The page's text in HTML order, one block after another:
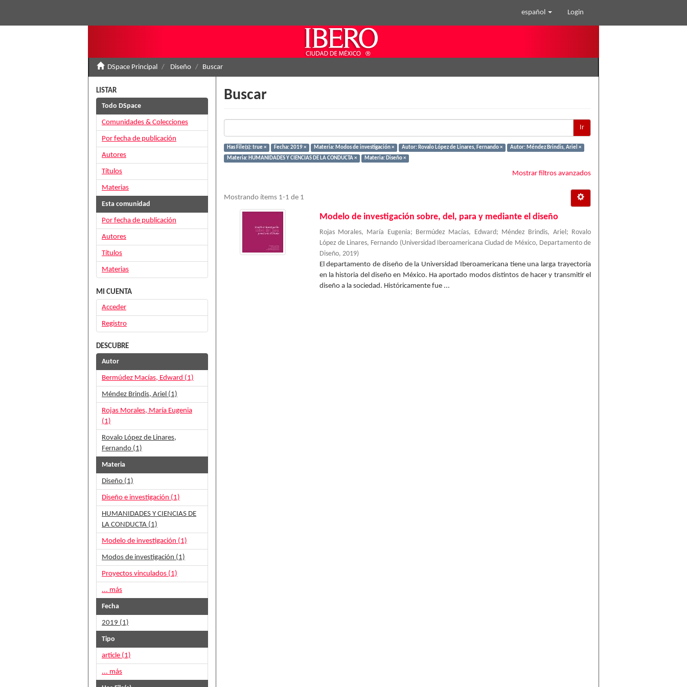
español Login
DSpace Principal Diseño Buscar
Buscar
Ir
Has File(s): true × Fecha: 2019 × Materia: Modos de investigación × Autor: Rovalo López de Linares, Fernando ×
Autor: Méndez Brindis, Ariel ×
Materia: HUMANIDADES Y CIENCIAS DE LA CONDUCTA ×
Materia: Diseño ×
Mostrar filtros avanzados
Mostrando ítems 1-1 de 1
Modelo de investigación sobre, del, para y mediante el diseño
Rojas Morales, María Eugenia; Bermúdez Macías, Edward; Méndez Brindis, Ariel ;
Rovalo
López de Linares, Fernando (Universidad Iberoamericana Ciudad de México, Departamento de
Diseño, 2019)
El departamento de diseño de la Universidad Iberoamericana tiene una larga trayectoria
en la historia del diseño en México. Ha aportado modos distintos de hacer y transmitir el
diseño a la sociedad. Históricamente fue ...
LISTAR
Todo DSpace
Comunidades & Colecciones
Por fecha de publicación
Autores
Títulos
Materias
Esta comunidad
Por fecha de publicación
Autores
Títulos
Materias
MI CUENTA
Acceder
Registro
DESCUBRE
Autor
Bermúdez Macías, Edward (1)
Méndez Brindis, Ariel (1)
Rojas Morales, María Eugenia
(1)
Rovalo López de Linares,
Fernando (1)
Materia
Diseño (1)
Diseño e investigación (1)
HUMANIDADES Y CIENCIAS DE
LA CONDUCTA (1)
Modelo de investigación (1)
Modos de investigación (1)
Proyectos vinculados (1)
... más
Fecha
2019 (1)
Tipo
article (1)
... más